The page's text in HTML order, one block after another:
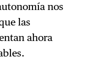
nos
las
ahora